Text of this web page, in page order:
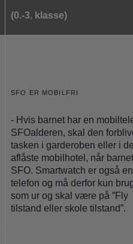
(0.-3. klasse)
SFO ER MOBILFRI
- Hvis barnet har en
SFOalderen, skal den
tasken i garderoben eller i
aflåste mobilhotel, når
SFO. Smartwatch er også
telefon og må derfor kun
som ur og skal være på ”Fly
tilstand eller skole tilstand”.